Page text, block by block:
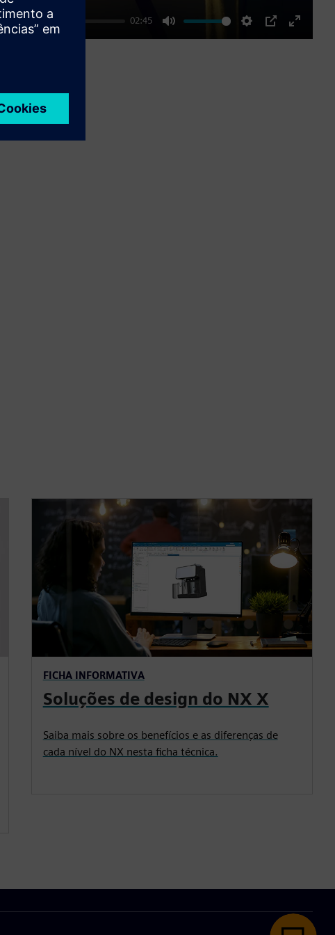
02:45
Mute Settings
PIP
Enter
FICHA INFORMATIVA
Soluções de design do NX X
Saiba mais sobre os benefícios e as diferenças de
cada nível do NX nesta ficha técnica.